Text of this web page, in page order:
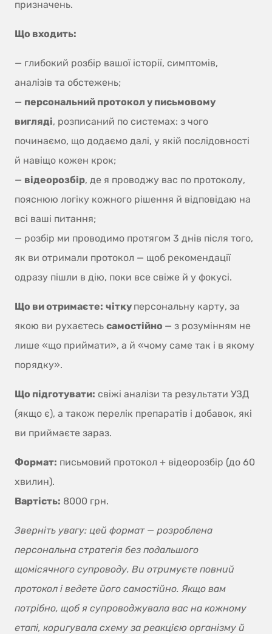
призначень.
Що входить:
— глибокий розбір вашої історії, симптомів,
аналізів та обстежень;
— персональний протокол у письмовому
вигляді, розписаний по системах: з чого
починаємо, що додаємо далі, у якій послідовності
й навіщо кожен крок;
— відеорозбір, де я проводжу вас по протоколу,
пояснюю логіку кожного рішення й відповідаю на
всі ваші питання;
— розбір ми проводимо протягом 3 днів після того,
як ви отримали протокол — щоб рекомендації
одразу пішли в дію, поки все свіже й у фокусі.
Що ви отримаєте: чітку персональну карту, за
якою ви рухаєтесь самостійно — з розумінням не
лише «що приймати», а й «чому саме так і в якому
порядку».
Що підготувати: свіжі аналізи та результати УЗД
(якщо є), а також перелік препаратів і добавок, які
ви приймаєте зараз.
Формат: письмовий протокол + відеорозбір (до 60
хвилин).
Вартість: 8000 грн.
Зверніть увагу: цей формат — розроблена
персональна стратегія без подальшого
щомісячного супроводу. Ви отримуєте повний
протокол і ведете його самостійно. Якщо вам
потрібно, щоб я супроводжувала вас на кожному
етапі, коригувала схему за реакцією організму й